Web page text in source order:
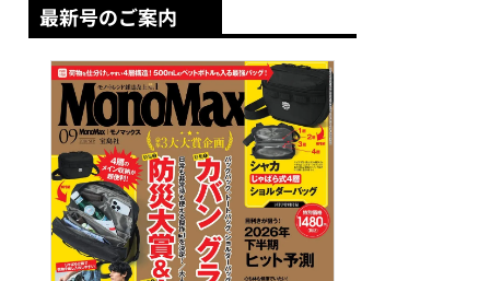
最新号のご案内